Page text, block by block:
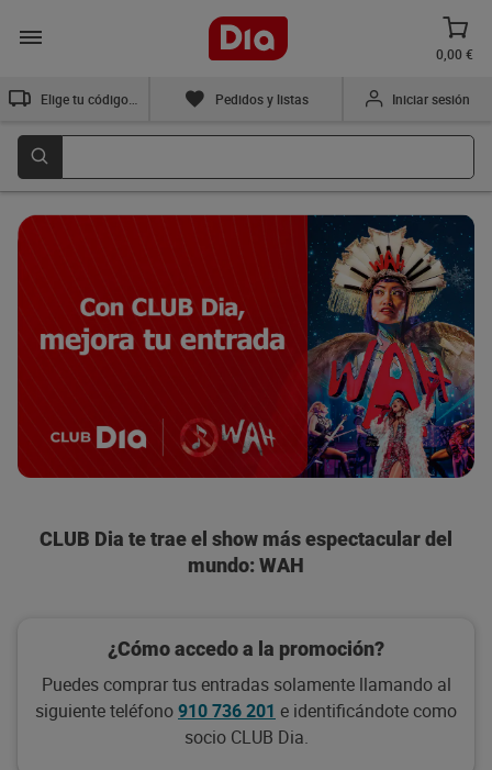
0,00 €
Pedidos y listas Iniciar sesión
CLUB Dia te trae el show más espectacular del
mundo: WAH
¿Cómo accedo a la promoción?
Puedes comprar tus entradas solamente llamando al
siguiente teléfono910 736 201 e identificándote como
socio CLUB Dia.